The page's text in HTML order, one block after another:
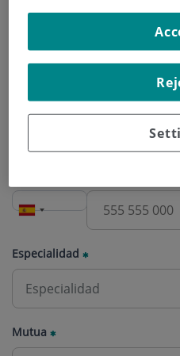
Apellidos
Correo electrónico
Especialidad
Mutua